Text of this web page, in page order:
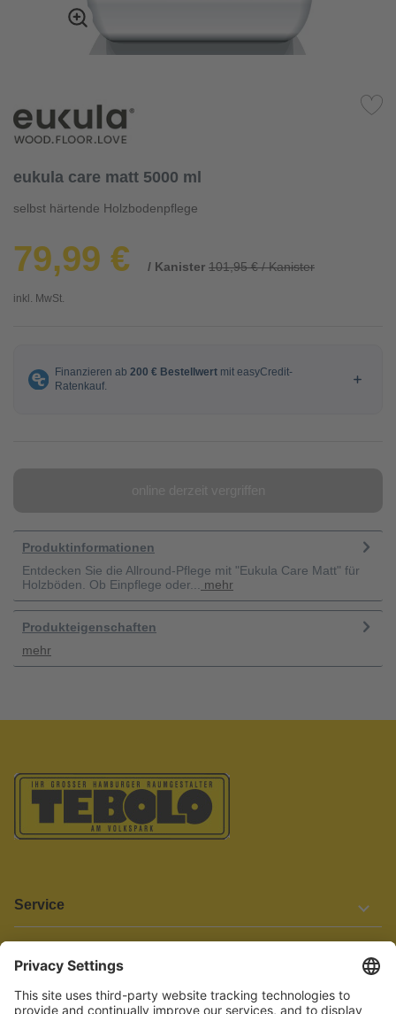
eukula care matt 5000 ml
selbst härtende Holzbodenpflege
79,99 € / Kanister 101,95 € / Kanister
inkl. MwSt.
Produktinformationen
Entdecken Sie die Allround-Pflege mit "Eukula Care Matt" für
Holzböden. Ob Einpflege oder...
mehr
Produkteigenschaften
mehr
Service
Informationen
Barrierefreiheit